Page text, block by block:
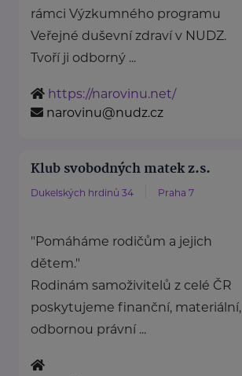
rámci Výzkumného programu
Veřejné duševní zdraví v NUDZ.
Tvoří ji odborný ...
https://narovinu.net/
narovinu@nudz.cz
Klub svobodných matek z.s.
Dukelských hrdinů 34 Praha 7
"Pomáháme rodičům a jejich
dětem."
Rodinám samoživitelů z celé ČR
poskytujeme finanční, materiální,
odbornou právní ...